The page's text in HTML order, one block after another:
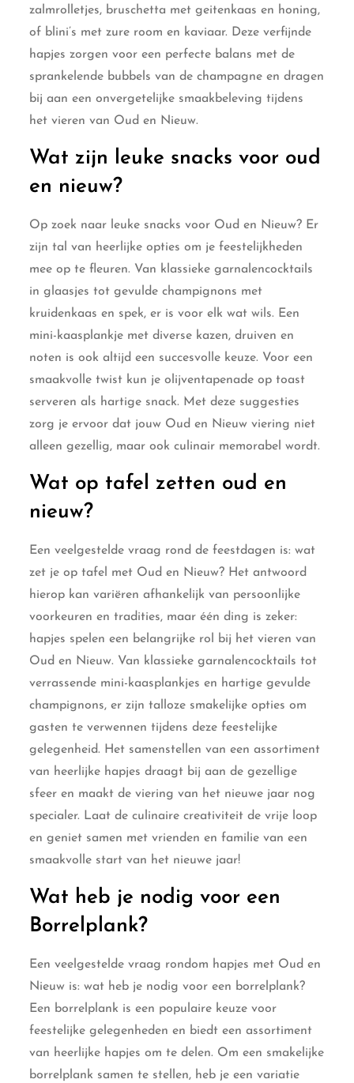
zalmrolletjes, bruschetta met geitenkaas en honing,
of blini’s met zure room en kaviaar. Deze verfijnde
hapjes zorgen voor een perfecte balans met de
sprankelende bubbels van de champagne en dragen
bij aan een onvergetelijke smaakbeleving tijdens
het vieren van Oud en Nieuw.
Wat zijn leuke snacks voor oud
en nieuw?
Op zoek naar leuke snacks voor Oud en Nieuw? Er
zijn tal van heerlijke opties om je feestelijkheden
mee op te fleuren. Van klassieke garnalencocktails
in glaasjes tot gevulde champignons met
kruidenkaas en spek, er is voor elk wat wils. Een
mini-kaasplankje met diverse kazen, druiven en
noten is ook altijd een succesvolle keuze. Voor een
smaakvolle twist kun je olijventapenade op toast
serveren als hartige snack. Met deze suggesties
zorg je ervoor dat jouw Oud en Nieuw viering niet
alleen gezellig, maar ook culinair memorabel wordt.
Wat op tafel zetten oud en
nieuw?
Een veelgestelde vraag rond de feestdagen is: wat
zet je op tafel met Oud en Nieuw? Het antwoord
hierop kan variëren afhankelijk van persoonlijke
voorkeuren en tradities, maar één ding is zeker:
hapjes spelen een belangrijke rol bij het vieren van
Oud en Nieuw. Van klassieke garnalencocktails tot
verrassende mini-kaasplankjes en hartige gevulde
champignons, er zijn talloze smakelijke opties om
gasten te verwennen tijdens deze feestelijke
gelegenheid. Het samenstellen van een assortiment
van heerlijke hapjes draagt bij aan de gezellige
sfeer en maakt de viering van het nieuwe jaar nog
specialer. Laat de culinaire creativiteit de vrije loop
en geniet samen met vrienden en familie van een
smaakvolle start van het nieuwe jaar!
Wat heb je nodig voor een
Borrelplank?
Een veelgestelde vraag rondom hapjes met Oud en
Nieuw is: wat heb je nodig voor een borrelplank?
Een borrelplank is een populaire keuze voor
feestelijke gelegenheden en biedt een assortiment
van heerlijke hapjes om te delen. Om een smakelijke
borrelplank samen te stellen, heb je een variatie